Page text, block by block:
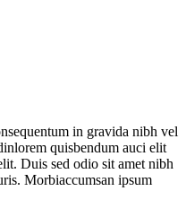
in gravida nibh vel
quisbendum auci elit
Duis sed odio sit amet nibh
Morbiaccumsan ipsum